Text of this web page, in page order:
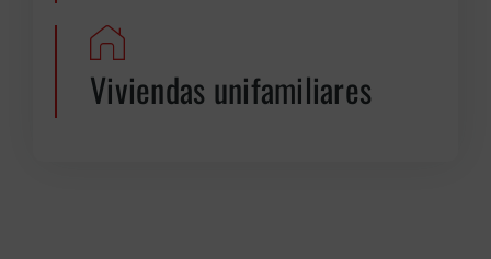
Viviendas unifamiliares